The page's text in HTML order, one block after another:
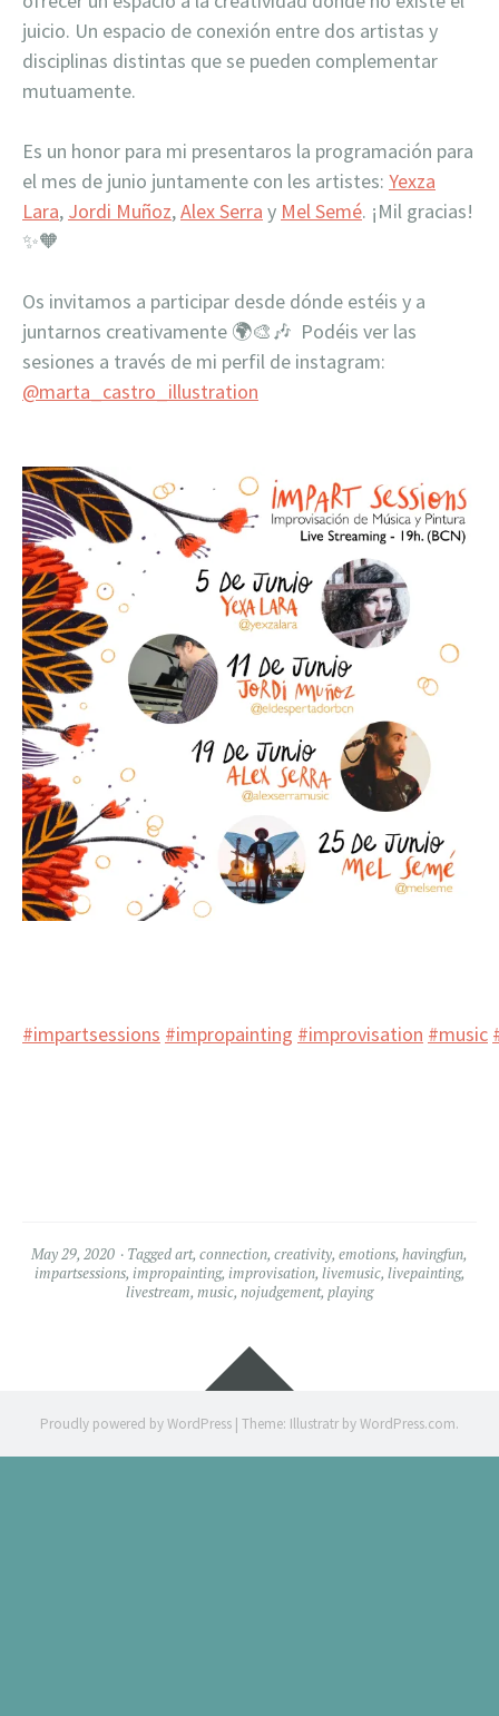
juicio. Un espacio de conexión entre dos artistas y
disciplinas distintas que se pueden complementar
mutuamente.
Es un honor para mi presentaros la programación para
el mes de junio juntamente con les artistes: Yexza
Lara, Jordi Muñoz,Alex Serra y Mel Semé. ¡Mil gracias!
✨🧡
Os invitamos a participar desde dónde estéis y a
juntarnos creativamente 🌍🎨🎶 Podéis ver las
sesiones a través de mi perfil de instagram:
@marta_castro_illustration
#impartsessions #impropainting #improvisation #music
May 29, 2020 Taggedart, connection, creativity, emotions, havingfun,
impartsessions, impropainting, improvisation, livemusic, livepainting,
livestream, music, nojudgement, playing
Widgets
Proudly powered by WordPress | Theme: Illustratr byWordPress.com.